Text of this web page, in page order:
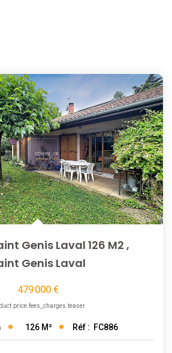
Genis Laval 126 M2 ,
Genis Laval
479 000 €
126 M² Réf : FC886